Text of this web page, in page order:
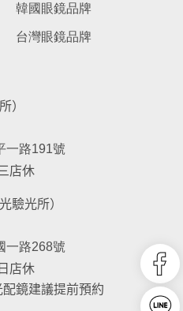
韓國眼鏡品牌
台灣眼鏡品牌
）
一路191號
店休
驗光所）
一路268號
店休
鏡建議提前預約